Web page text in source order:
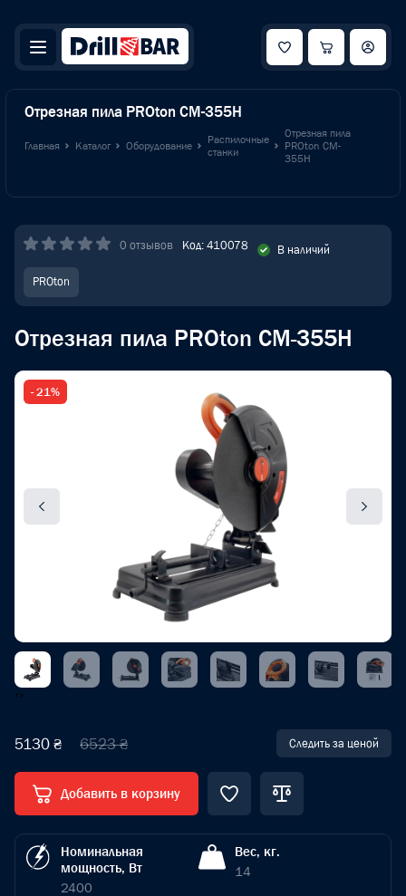
Отрезная пила PROton CM-355Н
Главная Каталог Оборудование
Распилочные
станки
Отрезная пила
PROton CM-
355Н
0 отзывов Код: 410078 В наличий
PROton
Отрезная пила PROton CM-355Н
- 21%
‹›
5130 ₴ 6523 ₴ Следить за ценой
Добавить в корзину
Номинальная
мощность, Вт
2400
Вес, кг.
14